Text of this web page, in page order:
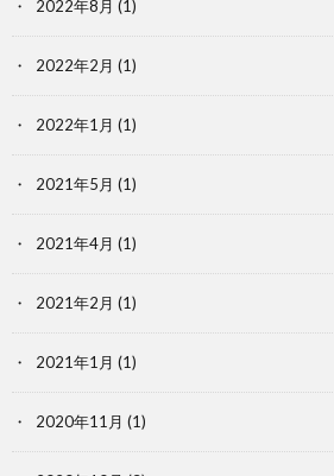
2022年8月 (1)
2022年2月 (1)
2022年1月 (1)
2021年5月 (1)
2021年4月 (1)
2021年2月 (1)
2021年1月 (1)
2020年11月 (1)